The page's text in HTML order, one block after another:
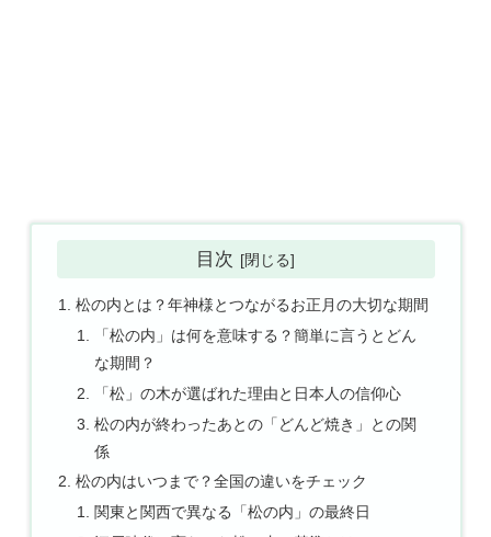
目次
松の内とは？年神様とつながるお正月の大切な期間
「松の内」は何を意味する？簡単に言うとどん
な期間？
「松」の木が選ばれた理由と日本人の信仰心
松の内が終わったあとの「どんど焼き」との関
係
松の内はいつまで？全国の違いをチェック
関東と関西で異なる「松の内」の最終日